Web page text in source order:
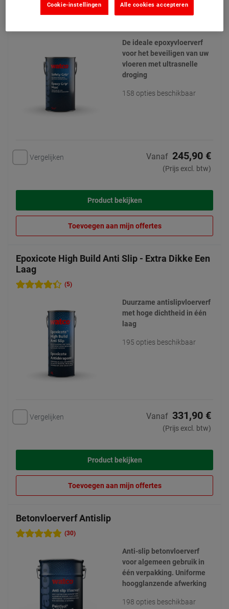
Safety Grip - Epoxy Antislip Grof
De ideale epoxyvloerverf
voor het beveiligen van uw
vloeren met ultrasnelle
droging
158 opties beschikbaar
Vergelijken Vanaf 245,90 €
(Prijs excl. btw)
Product bekijken
Toevoegen aan mijn offertes
Epoxicote High Build Anti Slip - Extra Dikke Een
Laag
(5)
Duurzame antislipvloerverf
met hoge dichtheid in één
laag
195 opties beschikbaar
Vergelijken Vanaf 331,90 €
(Prijs excl. btw)
Product bekijken
Toevoegen aan mijn offertes
Betonvloerverf Antislip
(30)
Anti-slip betonvloerverf
voor algemeen gebruik in
één verpakking. Uniforme
hoogglanzende afwerking
198 opties beschikbaar
Alle cookies accepteren
Cookie-instellingen